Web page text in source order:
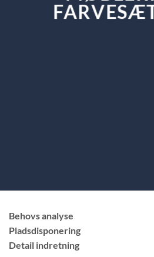
Behovs analyse
Pladsdisponering
Detail indretning